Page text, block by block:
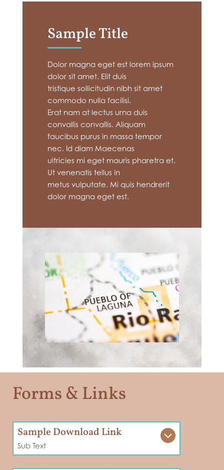
Sample Title
Dolor magna eget est lorem ipsum
dolor sit amet. Elit duis
tristique sollicitudin nibh sit amet
commodo nulla facilisi.
Erat nam at lectus urna duis
convallis convallis. Aliquam
faucibus purus in massa tempor
nec. Id diam Maecenas
ultricies mi eget mauris pharetra et.
Ut venenatis tellus in
metus vulputate. Mi quis hendrerit
dolor magna eget est.
Forms & Links

Sample Download Link
Sub Text